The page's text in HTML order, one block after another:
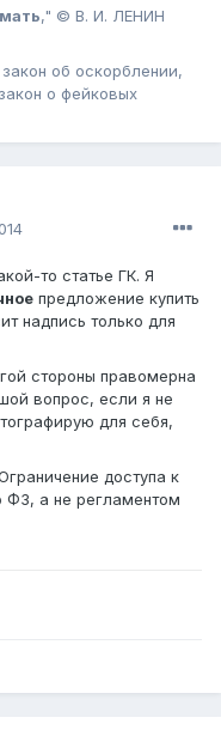
," © В. И. ЛЕНИН
об оскорблении,
о фейковых
то статье ГК. Я
предложение купить
надпись только для
стороны правомерна
вопрос, если я не
для себя,
доступа к
ФЗ, а не регламентом